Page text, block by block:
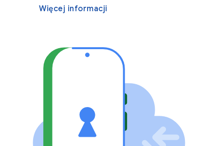
Więcej informacji